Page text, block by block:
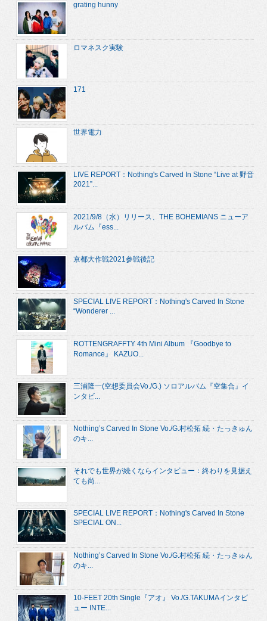
grating hunny
ロマネスク実験
171
世界電力
LIVE REPORT：Nothing's Carved In Stone “Live at 野音
2021”...
2021/9/8（水）リリース、THE BOHEMIANS ニューア
ルバム『ess...
京都大作戦2021参戦後記
SPECIAL LIVE REPORT：Nothing's Carved In Stone
“Wonderer ...
ROTTENGRAFFTY 4th Mini Album 『Goodbye to
Romance』 KAZUO...
三浦隆一(空想委員会Vo./G.) ソロアルバム『空集合』イ
ンタビ...
Nothing’s Carved In Stone Vo./G.村松拓 続・たっきゅん
のキ...
それでも世界が続くならインタビュー：終わりを見据え
ても尚...
SPECIAL LIVE REPORT：Nothing's Carved In Stone
SPECIAL ON...
Nothing’s Carved In Stone Vo./G.村松拓 続・たっきゅん
のキ...
10-FEET 20th Single『アオ』 Vo./G.TAKUMAインタビ
ュー INTE...